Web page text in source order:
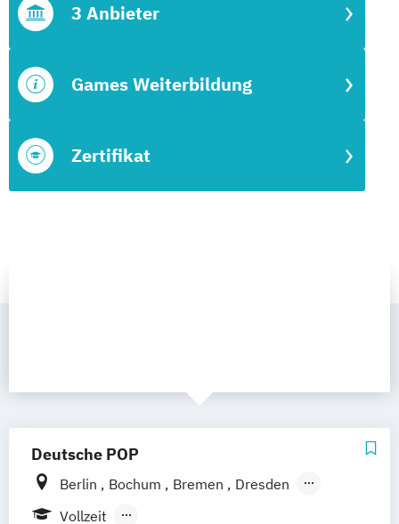
Zertifikat
Games Weiterbildung
3 Anbieter
Deutsche POP
Berlin Bochum Bremen
Dresden
Frankfurt am Main
Vollzeit